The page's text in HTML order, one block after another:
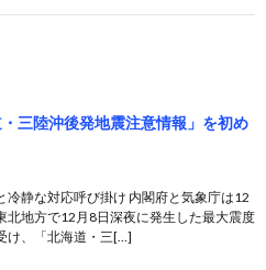
三陸沖後発地震注意情報」を初め
冷静な対応呼び掛け 内閣府と気象庁は12
北地方で12月8日深夜に発生した最大震度
け、「北海道・三[…]